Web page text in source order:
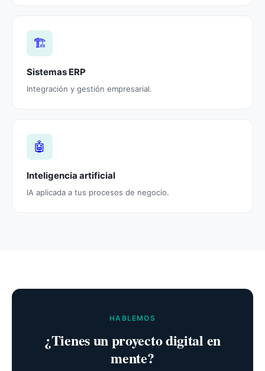
🏗️
Sistemas ERP
Integración y gestión empresarial.
🤖
Inteligencia artificial
IA aplicada a tus procesos de negocio.
HABLEMOS
¿Tienes un proyecto digital en
mente?